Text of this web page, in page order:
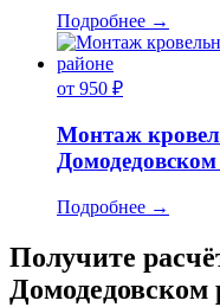
Подробнее →
от 950 ₽
Монтаж
Подробнее →
Получите
Домодедовском